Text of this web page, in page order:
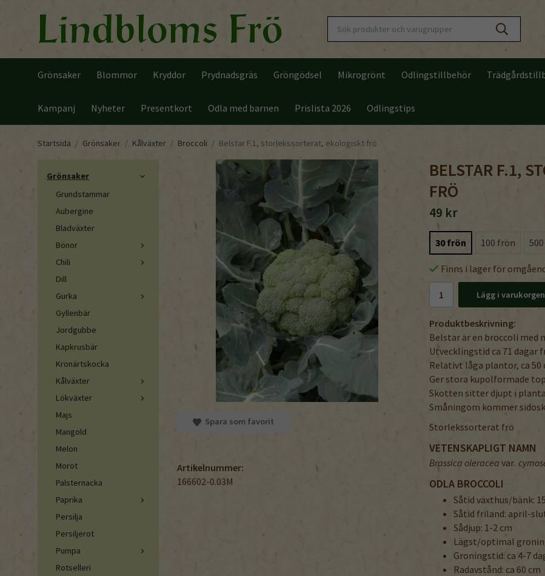
Grönsaker Blommor Kryddor Prydnadsgräs Gröngödsel Mikrogrönt Odlingstillbehör
Kampanj Nyheter Presentkort Odla med barnen Prislista 2026 Odlingstips
Startsida / Grönsaker / Kålväxter / Broccoli / Belstar F.1, storlekssorterat, ekologiskt frö
Grönsaker
Grundstammar
Aubergine
Bladväxter
Bönor
Chili
Dill
Gurka
Gyllenbär
Jordgubbe
Kapkrusbär
Kronärtskocka
Kålväxter
Lökväxter
Majs
Mangold
Melon
Morot
Palsternacka
Paprika
Persilja
Persiljerot
Pumpa
Rotselleri
BELSTAR F.1,
FRÖ
49 kr
30 frön 100 frön
Finns i lager för
Lägg i varukorgen
Produktbeskrivning:
Belstar är en broccoli med
Utvecklingstid ca 71 dagar
Relativt låga plantor, ca 50
Ger stora kupolformade
Skotten sitter djupt i
Småningom kommer
Storlekssorterat frö
VETENSKAPLIGT NAMN
Brassica oleracea var.
ODLA BROCCOLI
Såtid växthus/bänk:
Såtid friland: april-
Sådjup: 1-2 cm
Lägst/optimal
Groningstid: ca 4-7
Radavstånd: ca 60 cm
Spara som favorit
Artikelnummer:
166602-0.03M